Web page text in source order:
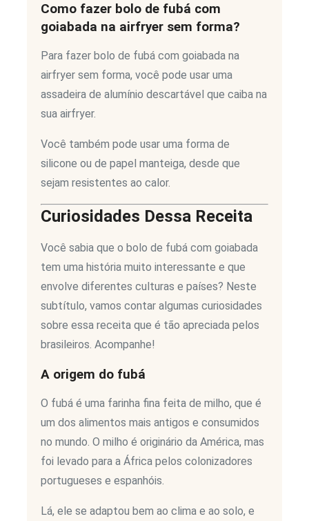
Como fazer bolo de fubá com
goiabada na airfryer sem forma?
Para fazer bolo de fubá com goiabada na
airfryer sem forma, você pode usar uma
assadeira de alumínio descartável que caiba na
sua airfryer.
Você também pode usar uma forma de
silicone ou de papel manteiga, desde que
sejam resistentes ao calor.
Curiosidades Dessa Receita
Você sabia que o bolo de fubá com goiabada
tem uma história muito interessante e que
envolve diferentes culturas e países? Neste
subtítulo, vamos contar algumas curiosidades
sobre essa receita que é tão apreciada pelos
brasileiros. Acompanhe!
A origem do fubá
O fubá é uma farinha fina feita de milho, que é
um dos alimentos mais antigos e consumidos
no mundo. O milho é originário da América, mas
foi levado para a África pelos colonizadores
portugueses e espanhóis.
Lá, ele se adaptou bem ao clima e ao solo, e